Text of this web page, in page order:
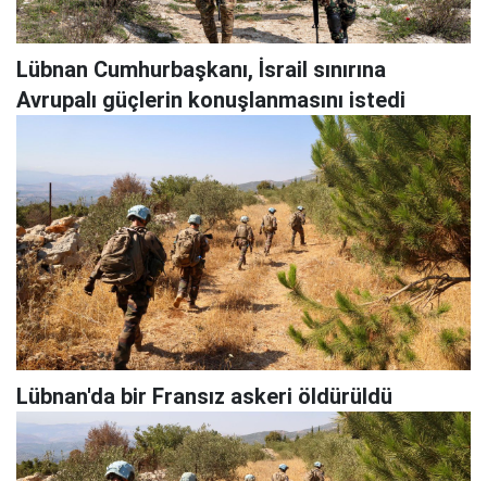
Lübnan Cumhurbaşkanı, İsrail sınırına
Avrupalı güçlerin konuşlanmasını istedi
Lübnan'da bir Fransız askeri öldürüldü